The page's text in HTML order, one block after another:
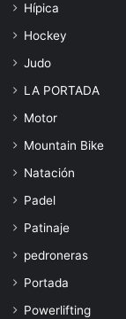
Hípica
Hockey
Judo
LA PORTADA
Motor
Mountain Bike
Natación
Padel
Patinaje
pedroneras
Portada
Powerlifting